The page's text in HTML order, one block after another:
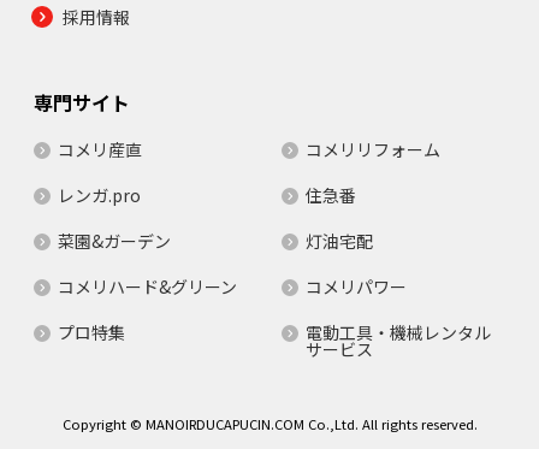
採用情報
専門サイト
コメリ産直
コメリリフォーム
レンガ.pro
住急番
菜園&ガーデン
灯油宅配
コメリハード&グリーン
コメリパワー
プロ特集
電動工具・機械レンタル
サービス
Copyright © MANOIRDUCAPUCIN.COM Co.,Ltd. All rights reserved.